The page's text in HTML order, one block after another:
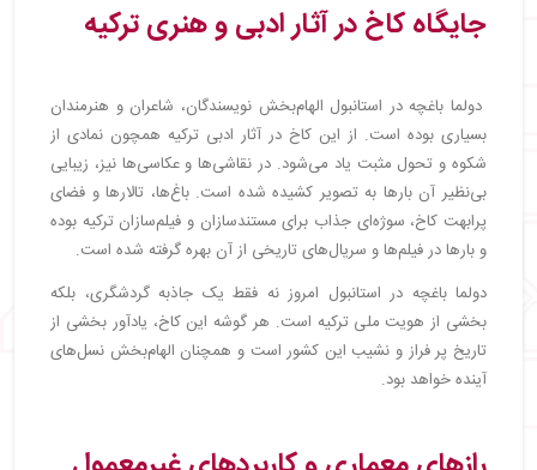
جایگاه کاخ در آثار ادبی و هنری ترکیه
دولما باغچه در استانبول الهام‌بخش نویسندگان، شاعران و هنرمندان
بسیاری بوده است. از این کاخ در آثار ادبی ترکیه همچون نمادی از
شکوه و تحول مثبت یاد می‌شود. در نقاشی‌ها و عکاسی‌ها نیز، زیبایی
بی‌نظیر آن بارها به تصویر کشیده شده است. باغ‌ها، تالارها و فضای
پرابهت کاخ، سوژه‌ای جذاب برای مستندسازان و فیلم‌سازان ترکیه بوده
و بارها در فیلم‌ها و سریال‌های تاریخی از آن بهره گرفته شده است.
دولما باغچه در استانبول امروز نه فقط یک جاذبه گردشگری، بلکه
بخشی از هویت ملی ترکیه است. هر گوشه این کاخ، یادآور بخشی از
تاریخ پر فراز و نشیب این کشور است و همچنان الهام‌بخش نسل‌های
آینده خواهد بود.